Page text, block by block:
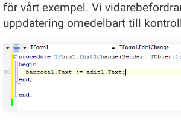
för vårt exempel. Vi
uppdatering omedelbart till